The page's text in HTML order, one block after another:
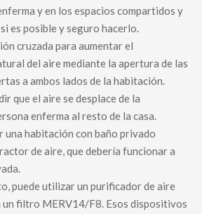
y en los espacios compartidos y
es posible y seguro hacerlo.
cruzada para aumentar el
del aire mediante la apertura de las
a ambos lados de la habitación.
que el aire se desplace de la
enferma al resto de la casa.
una habitación con baño privado
de aire, que debería funcionar a
puede utilizar un purificador de aire
un filtro MERV14/F8. Esos dispositivos